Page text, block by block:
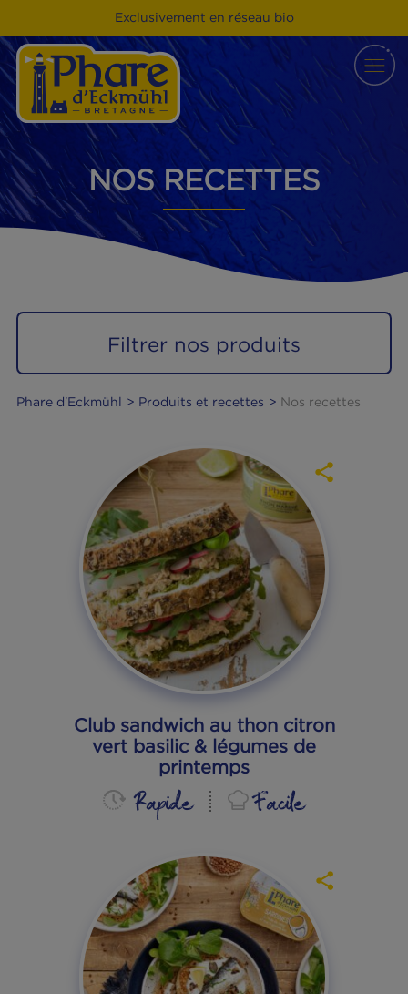
Exclusivement en réseau bio
NOS RECETTES
Filtrer nos produits
Produits et recettes
Club sandwich au thon citron
vert basilic & légumes de
printemps
Rapide Facile